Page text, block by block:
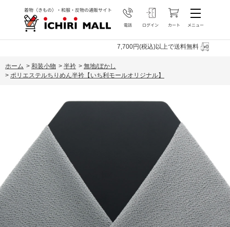
7,700円(税込)以上で送料無料
ホーム > 和装小物 > 半衿 > 無地/ぼかし
> ポリエステルちりめん半衿【いち利モールオリジナル】